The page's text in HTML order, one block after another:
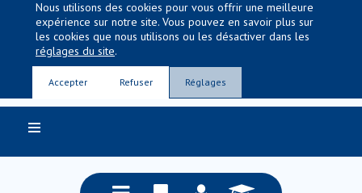
Nous utilisons des cookies pour vous offrir une meilleure
expérience sur notre site. Vous pouvez en savoir plus sur
les cookies que nous utilisons ou les désactiver dans les
réglages du site.
Accepter Refuser Réglages